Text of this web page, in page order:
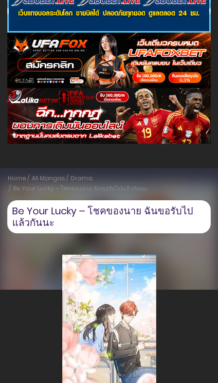
Home All Mangas
Drama
Be Your Lucky – โชคของนาย ฉันขอรับไปแล้วกันนะ
Be Your Lucky – โชคของนาย ฉันขอรับไป
แล้วกันนะ